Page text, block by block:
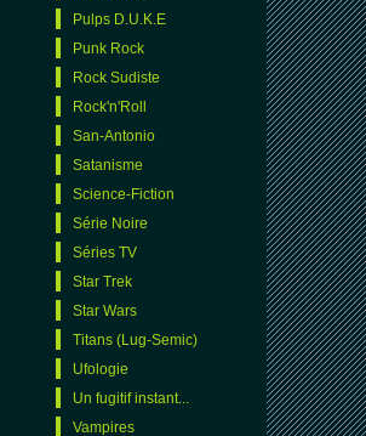
Pulps D.U.K.E
Punk Rock
Rock Sudiste
Rock'n'Roll
San-Antonio
Satanisme
Science-Fiction
Série Noire
Séries TV
Star Trek
Star Wars
Titans (Lug-Semic)
Ufologie
Un fugitif instant...
Vampires